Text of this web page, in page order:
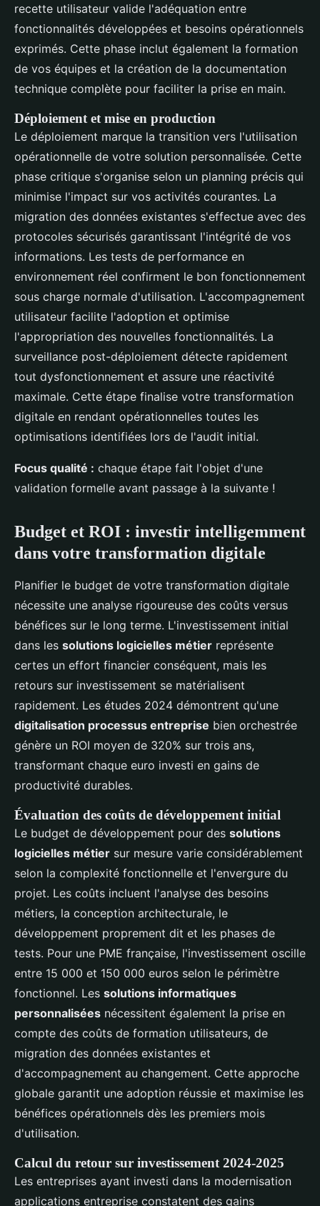
recette utilisateur valide l'adéquation entre
fonctionnalités développées et besoins opérationnels
exprimés. Cette phase inclut également la formation
de vos équipes et la création de la documentation
technique complète pour faciliter la prise en main.
Déploiement et mise en production
Le déploiement marque la transition vers l'utilisation
opérationnelle de votre solution personnalisée. Cette
phase critique s'organise selon un planning précis qui
minimise l'impact sur vos activités courantes. La
migration des données existantes s'effectue avec des
protocoles sécurisés garantissant l'intégrité de vos
informations. Les tests de performance en
environnement réel confirment le bon fonctionnement
sous charge normale d'utilisation. L'accompagnement
utilisateur facilite l'adoption et optimise
l'appropriation des nouvelles fonctionnalités. La
surveillance post-déploiement détecte rapidement
tout dysfonctionnement et assure une réactivité
maximale. Cette étape finalise votre transformation
digitale en rendant opérationnelles toutes les
optimisations identifiées lors de l'audit initial.
Focus qualité : chaque étape fait l'objet d'une
validation formelle avant passage à la suivante !
Budget et ROI : investir intelligemment
dans votre transformation digitale
Planifier le budget de votre transformation digitale
nécessite une analyse rigoureuse des coûts versus
bénéfices sur le long terme. L'investissement initial
dans les solutions logicielles métier représente
certes un effort financier conséquent, mais les
retours sur investissement se matérialisent
rapidement. Les études 2024 démontrent qu'une
digitalisation processus entreprise bien orchestrée
génère un ROI moyen de 320% sur trois ans,
transformant chaque euro investi en gains de
productivité durables.
Évaluation des coûts de développement initial
Le budget de développement pour des solutions
logicielles métier sur mesure varie considérablement
selon la complexité fonctionnelle et l'envergure du
projet. Les coûts incluent l'analyse des besoins
métiers, la conception architecturale, le
développement proprement dit et les phases de
tests. Pour une PME française, l'investissement oscille
entre 15 000 et 150 000 euros selon le périmètre
fonctionnel. Les solutions informatiques
personnalisées nécessitent également la prise en
compte des coûts de formation utilisateurs, de
migration des données existantes et
d'accompagnement au changement. Cette approche
globale garantit une adoption réussie et maximise les
bénéfices opérationnels dès les premiers mois
d'utilisation.
Calcul du retour sur investissement 2024-2025
Les entreprises ayant investi dans la modernisation
applications entreprise constatent des gains